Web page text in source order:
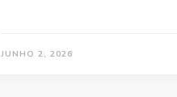
JUNHO 2, 2026